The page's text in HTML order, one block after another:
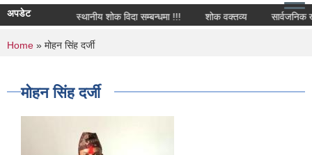
अपडेट!!! स्थानीय शोक विदा सम्बन्धमा !!! शोक वक्तव्य सार्वजनिक
You are here
Home » मोहन सिंह दर्जी
मोहन सिंह दर्जी